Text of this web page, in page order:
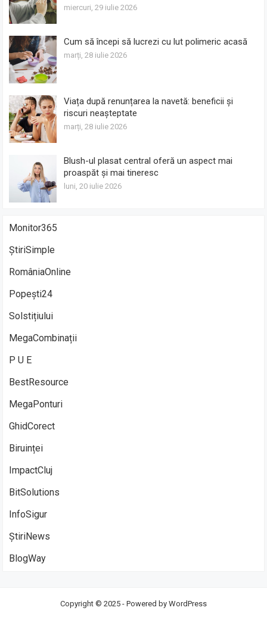
miercuri, 29 iulie 2026
Cum să începi să lucrezi cu lut polimeric acasă
marți, 28 iulie 2026
Viața după renunțarea la navetă: beneficii și
riscuri neașteptate
marți, 28 iulie 2026
Blush-ul plasat central oferă un aspect mai
proaspăt și mai tineresc
luni, 20 iulie 2026
Monitor365
ȘtiriSimple
RomâniaOnline
Popești24
Solstițiului
MegaCombinații
P U E
BestResource
MegaPonturi
GhidCorect
Biruinței
ImpactCluj
BitSolutions
InfoSigur
ȘtiriNews
BlogWay
Copyright © 2025 - Powered by WordPress